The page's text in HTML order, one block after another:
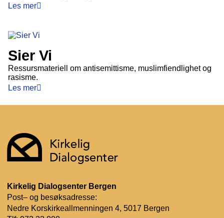
Les mer
Sier Vi
Ressursmateriell om antisemittisme, muslimfiendlighet og
rasisme.
Les mer
Kirkelig Dialogsenter Bergen
Post– og besøksadresse:
Nedre Korskirkeallmenningen 4, 5017 Bergen